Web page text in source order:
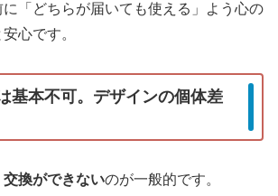
に「どちらが届いても使える」よう心の
心です。
基本不可。デザインの個体差
交換ができないのが一般的です。